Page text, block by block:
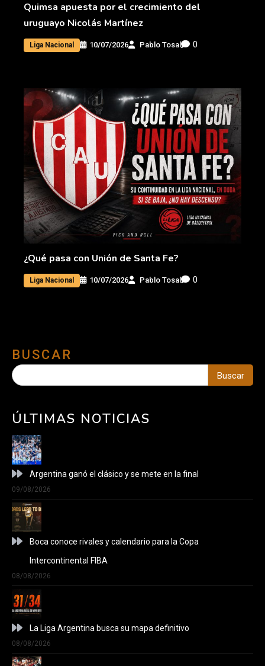
Quimsa apuesta por el crecimiento del
uruguayo Nicolás Martínez
Liga Nacional 10/07/2026 Pablo Tosal 0
¿Qué pasa con Unión de Santa Fe?
Liga Nacional 10/07/2026 Pablo Tosal 0
BUSCAR
Buscar
ÚLTIMAS NOTICIAS
Argentina ganó el clásico y se mete en la final
09/08/2026
Boca conoce rivales y calendario para la Copa
Intercontinental FIBA
08/08/2026
La Liga Argentina busca su mapa definitivo
08/08/2026